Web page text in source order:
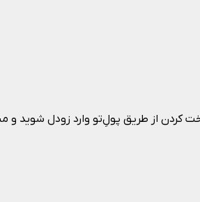
کردن از طریق پولِ‌تو وارد زودل شوید و